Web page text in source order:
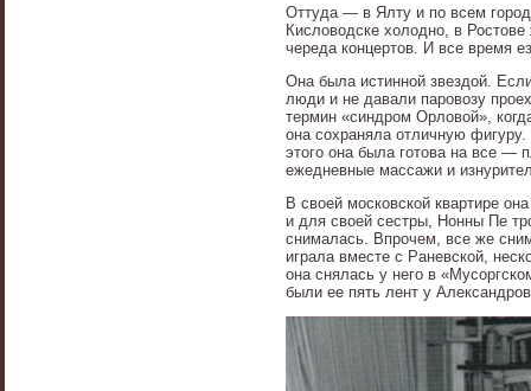
Оттуда — в Ялту и по всем
Кисловодске холодно, в
череда концертов. И все время
Она была истинной звездой.
люди и не давали паровозу
термин «синдром Орловой»,
она сохраняла отличную
этого она была готова на все —
ежедневные массажи и
В своей московской квартире
и для своей сестры, Нонны Пе
снималась. Впрочем, все же
играла вместе с Раневской,
она снялась у него в
были ее пять лент у